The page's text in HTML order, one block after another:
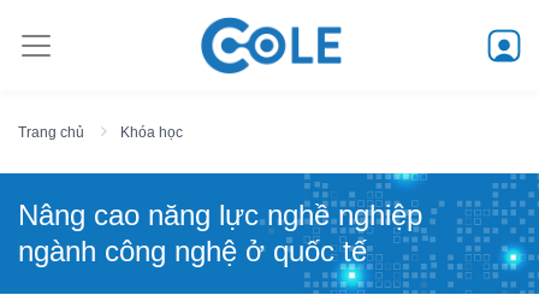
Trang chủ Khóa học
Nâng cao năng lực nghề nghiệp
ngành công nghệ ở quốc tế